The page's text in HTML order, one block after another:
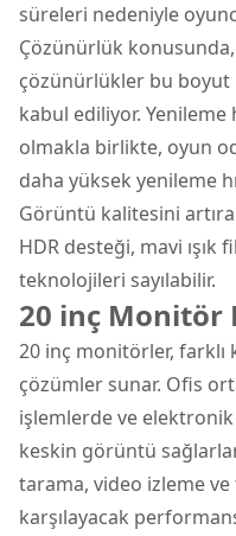
süreleri nedeniyle
Çözünürlük
çözünürlükler bu boyut
kabul ediliyor. Yenileme
olmakla birlikte, oyun
daha yüksek yenileme
Görüntü kalitesini
HDR desteği, mavi
teknolojileri sayılabilir.
20 inç Monitör
20 inç monitörler, farklı
çözümler sunar. Ofis
işlemlerde ve
keskin görüntü
tarama, video izleme
karşılayacak